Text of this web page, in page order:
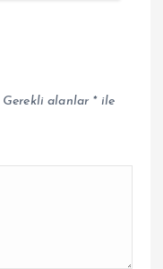
Gerekli alanlar *ile